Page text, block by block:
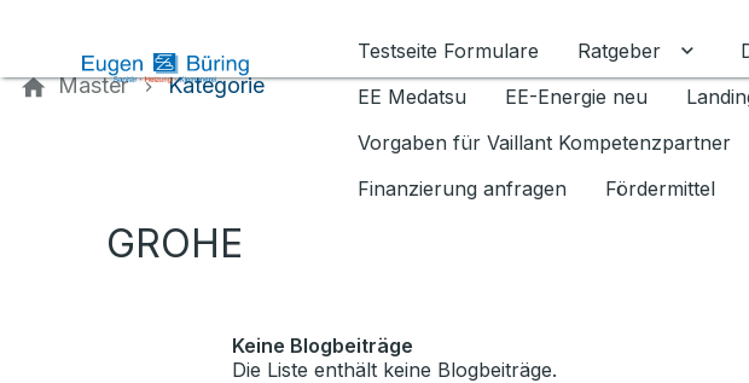
Testseite Formulare
Ratgeber
EE Medatsu
EE-Energie neu
Vorgaben für Vaillant Kompetenzpartner
Finanzierung anfragen
Fördermittel
Master Kategorie
GROHE
Keine Blogbeiträge
Die Liste enthält keine Blogbeiträge.